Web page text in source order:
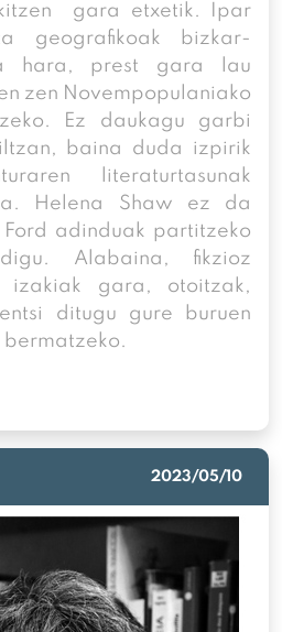
gara etxetik. Ipar
geografikoak bizkar-
hara, prest gara lau
zen Novempopulaniako
Ez daukagu garbi
baina duda izpirik
literaturtasunak
Helena Shaw ez da
adinduak partitzeko
Alabaina, fikzioz
izakiak gara, otoitzak,
ditugu gure buruen
bermatzeko.
2023/05/10